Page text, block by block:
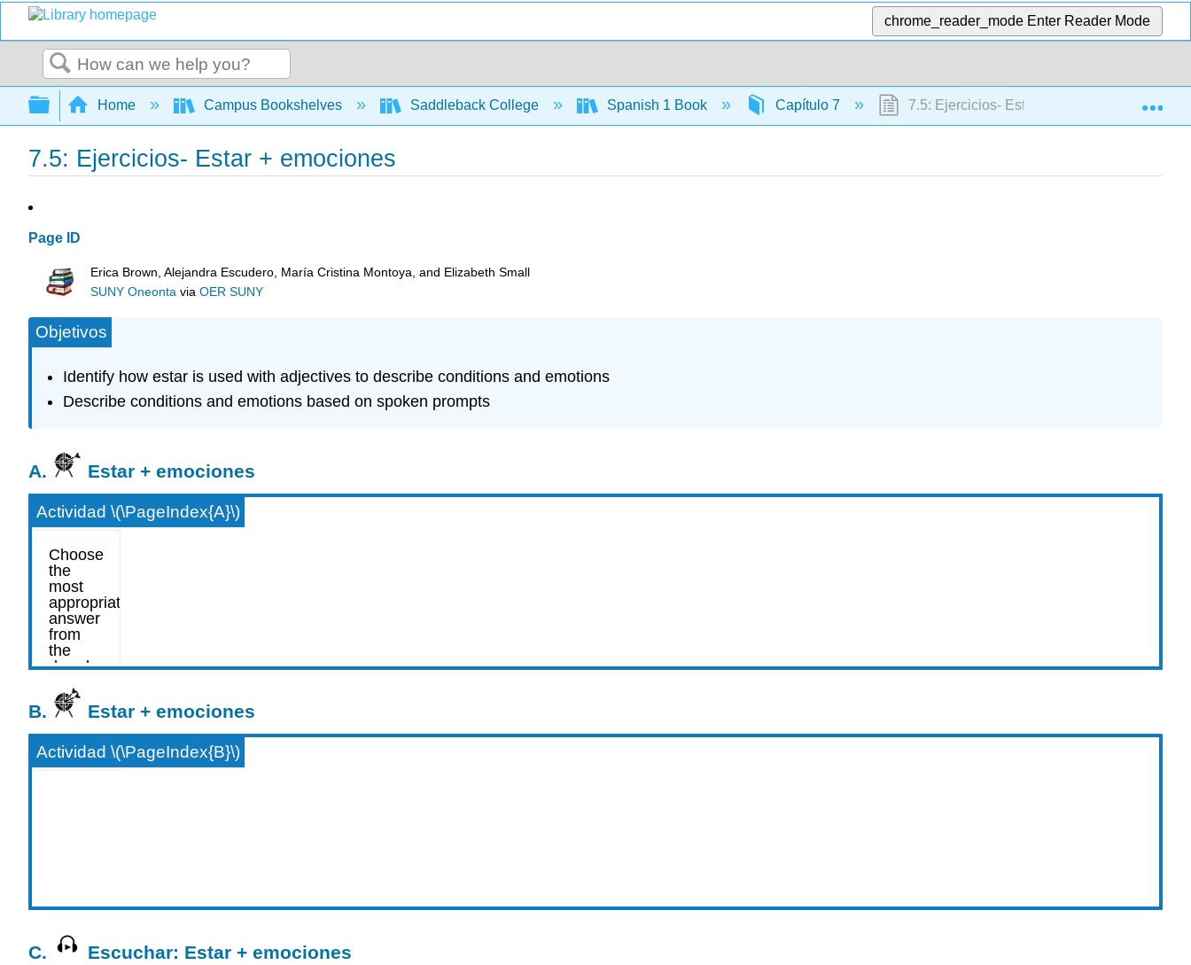
chrome_reader_mode Enter Reader Mode
Search
Expand/collapse global hierarchy
Home Campus Bookshelves Saddleback College Spanish 1 Book Capítulo 7 7.5: Ejercicios- Estar + emociones
7.5: Ejercicios- Estar + emociones
Page ID
Erica Brown, Alejandra Escudero, María Cristina Montoya, and Elizabeth Small
SUNY Oneonta viaOER SUNY
Objetivos
Identify how estar is used with adjectives to describe conditions and emotions
Describe conditions and emotions based on spoken prompts
A. Estar + emociones
Actividad \(\PageIndex{A}\)
B. Estar + emociones
Actividad \(\PageIndex{B}\)
C. Escuchar: Estar + emociones